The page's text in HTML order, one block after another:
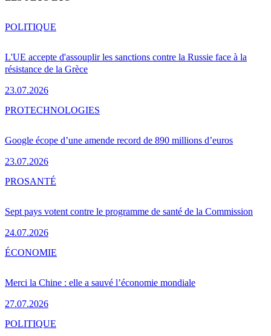
L'UE accepte d'assouplir les sanctions contre la Russie face à la
résistance de la Grèce
23.07.2026
POLITIQUE
Google écope d’une amende record de 890 millions d’euros
23.07.2026
PROTECHNOLOGIES
Sept pays votent contre le programme de santé de la Commission
24.07.2026
PROSANTÉ
Merci la Chine : elle a sauvé l’économie mondiale
27.07.2026
ÉCONOMIE
POLITIQUE